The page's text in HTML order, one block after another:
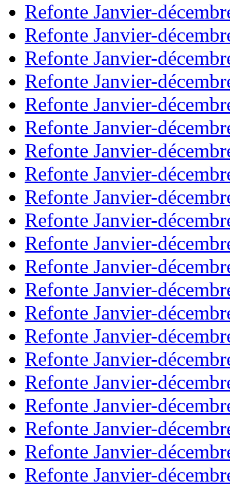
Refonte Janvier-
Refonte Janvier-
Refonte Janvier-
Refonte Janvier-
Refonte Janvier-
Refonte Janvier-
Refonte Janvier-
Refonte Janvier-
Refonte Janvier-
Refonte Janvier-
Refonte Janvier-
Refonte Janvier-
Refonte Janvier-
Refonte Janvier-
Refonte Janvier-
Refonte Janvier-
Refonte Janvier-
Refonte Janvier-
Refonte Janvier-
Refonte Janvier-
Refonte Janvier-